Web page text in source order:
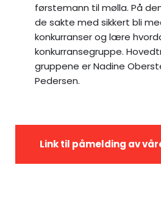
førstemann til mølla. På
de sakte med sikkert bli
konkurranser og lære
konkurransegruppe.
gruppene er Nadine
Pedersen.
Link til påmelding av